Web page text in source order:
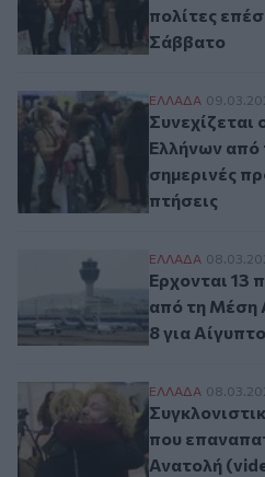
πολίτες
Σάββατο
Συνεχίζεται
ΕΛΛAΔΑ
Συνεχίζεται
Ελλήνων από
σημερινές
πτήσεις
Ερχονται 13
ΕΛΛAΔΑ
Ερχονται 13
από τη Μέση
8 για
ΕΛΛAΔΑ
που
Ανατολή